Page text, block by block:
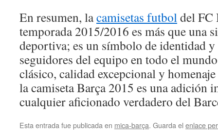
En resumen, lacamisetas futboldel FC
temporada 2015/2016 es más que una
deportiva; es un símbolo de identidad
seguidores del equipo en todo el
clásico, calidad excepcional y
la camiseta Barça 2015 es una adición
cualquier aficionado verdadero del
Esta entrada fue publicada en mica-barça. Guarda el enlace